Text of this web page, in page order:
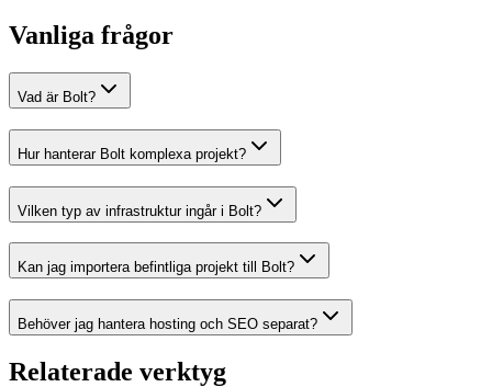
Vanliga frågor
Vad är Bolt?
Hur hanterar Bolt komplexa projekt?
Vilken typ av infrastruktur ingår i Bolt?
Kan jag importera befintliga projekt till Bolt?
Behöver jag hantera hosting och SEO separat?
Relaterade verktyg